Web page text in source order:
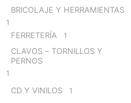
BRICOLAJE Y HERRAMIENTAS
1
FERRETERÍA 1
CLAVOS – TORNILLOS Y
PERNOS
1
CD Y VINILOS 1